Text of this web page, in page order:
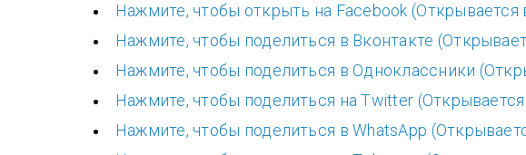
Нажмите, чтобы открыть на Facebook (Открывается
Нажмите, чтобы поделиться в Вконтакте
Нажмите, чтобы поделиться в Одноклассники
Нажмите, чтобы поделиться на Twitter
Нажмите, чтобы поделиться в WhatsApp